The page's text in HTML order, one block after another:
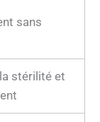
sans
stérilité et